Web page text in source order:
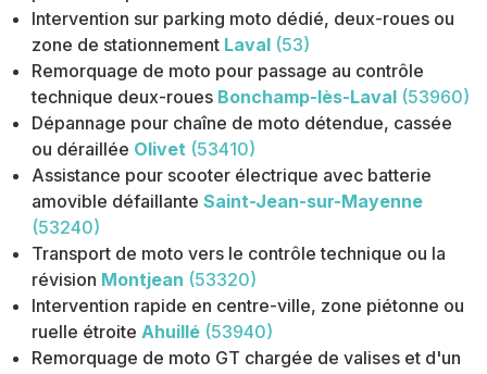
Intervention sur parking moto dédié, deux-roues ou
zone de stationnement Laval (53)
Remorquage de moto pour passage au contrôle
technique deux-roues Bonchamp-lès-Laval (53960)
Dépannage pour chaîne de moto détendue, cassée
ou déraillée Olivet (53410)
Assistance pour scooter électrique avec batterie
amovible défaillante Saint-Jean-sur-Mayenne
(53240)
Transport de moto vers le contrôle technique ou la
révision Montjean (53320)
Intervention rapide en centre-ville, zone piétonne ou
ruelle étroite Ahuillé (53940)
Remorquage de moto GT chargée de valises et d'un